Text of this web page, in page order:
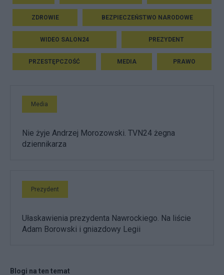
ZDROWIE BEZPIECZEŃSTWO NARODOWE
WIDEO SALON24 PREZYDENT
PRZESTĘPCZOŚĆ MEDIA PRAWO
Media
Nie żyje Andrzej Morozowski. TVN24 żegna
dziennikarza
Prezydent
Ułaskawienia prezydenta Nawrockiego. Na liście
Adam Borowski i gniazdowy Legii
Blogi na ten temat